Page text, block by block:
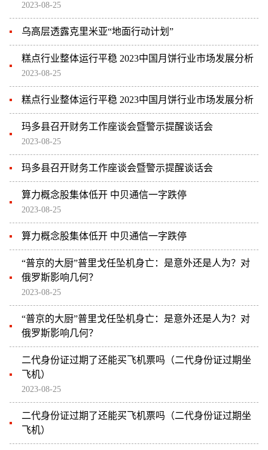
2023-08-25
乌高层透露克里米亚“地面行动计划”
糕点行业整体运行平稳 2023中国月饼行业市场发展分析
2023-08-25
糕点行业整体运行平稳 2023中国月饼行业市场发展分析
玛多县召开财务工作座谈会暨警示提醒谈话会
2023-08-25
玛多县召开财务工作座谈会暨警示提醒谈话会
算力概念股集体低开 中贝通信一字跌停
2023-08-25
算力概念股集体低开 中贝通信一字跌停
“普京的大厨”普里戈任坠机身亡：是意外还是人为？对
俄罗斯影响几何？
2023-08-25
“普京的大厨”普里戈任坠机身亡：是意外还是人为？对
俄罗斯影响几何？
二代身份证过期了还能买飞机票吗（二代身份证过期坐
飞机）
2023-08-25
二代身份证过期了还能买飞机票吗（二代身份证过期坐
飞机）